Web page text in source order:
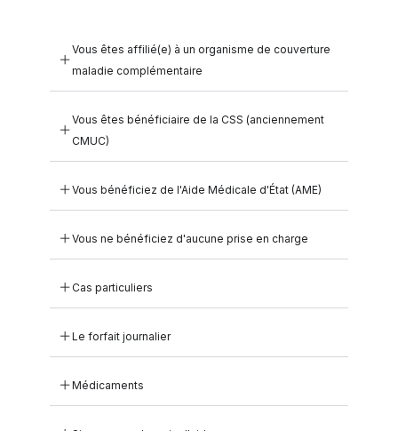
Vous êtes affilié(e) à un organisme de couverture
maladie complémentaire
Vous êtes bénéficiaire de la CSS (anciennement
CMUC)
Vous bénéficiez de l'Aide Médicale d'État (AME)
Vous ne bénéficiez d'aucune prise en charge
Cas particuliers
Le forfait journalier
Médicaments